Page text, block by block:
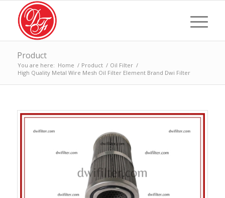
Product
You are here: Home / Product / Oil Filter /
High Quality Metal Wire Mesh Oil Filter Element Brand Dwi Filter